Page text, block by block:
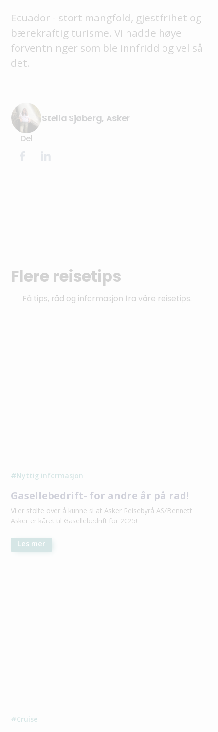
Ecuador - stort mangfold, gjestfrihet og
bærekraftig turisme. Vi hadde høye
forventninger som ble innfridd og vel så
det.
Stella Sjøberg, Asker
Del
Flere reisetips
Få tips, råd og informasjon fra våre reisetips.
#Nyttig informasjon
Gasellebedrift- for andre år på rad!
Vi er stolte over å kunne si at Asker Reisebyrå AS/Bennett
Asker er kåret til Gasellebedrift for 2025!
Les mer
#Cruise